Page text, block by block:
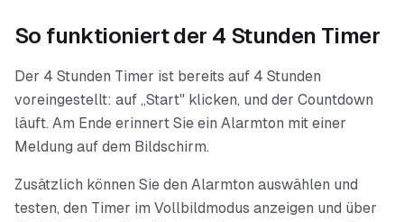
So funktioniert der 4 Stunden Timer
Der 4 Stunden Timer ist bereits auf 4 Stunden
voreingestellt: auf „Start" klicken, und der Countdown
läuft. Am Ende erinnert Sie ein Alarmton mit einer
Meldung auf dem Bildschirm.
Zusätzlich können Sie den Alarmton auswählen und
testen, den Timer im Vollbildmodus anzeigen und über